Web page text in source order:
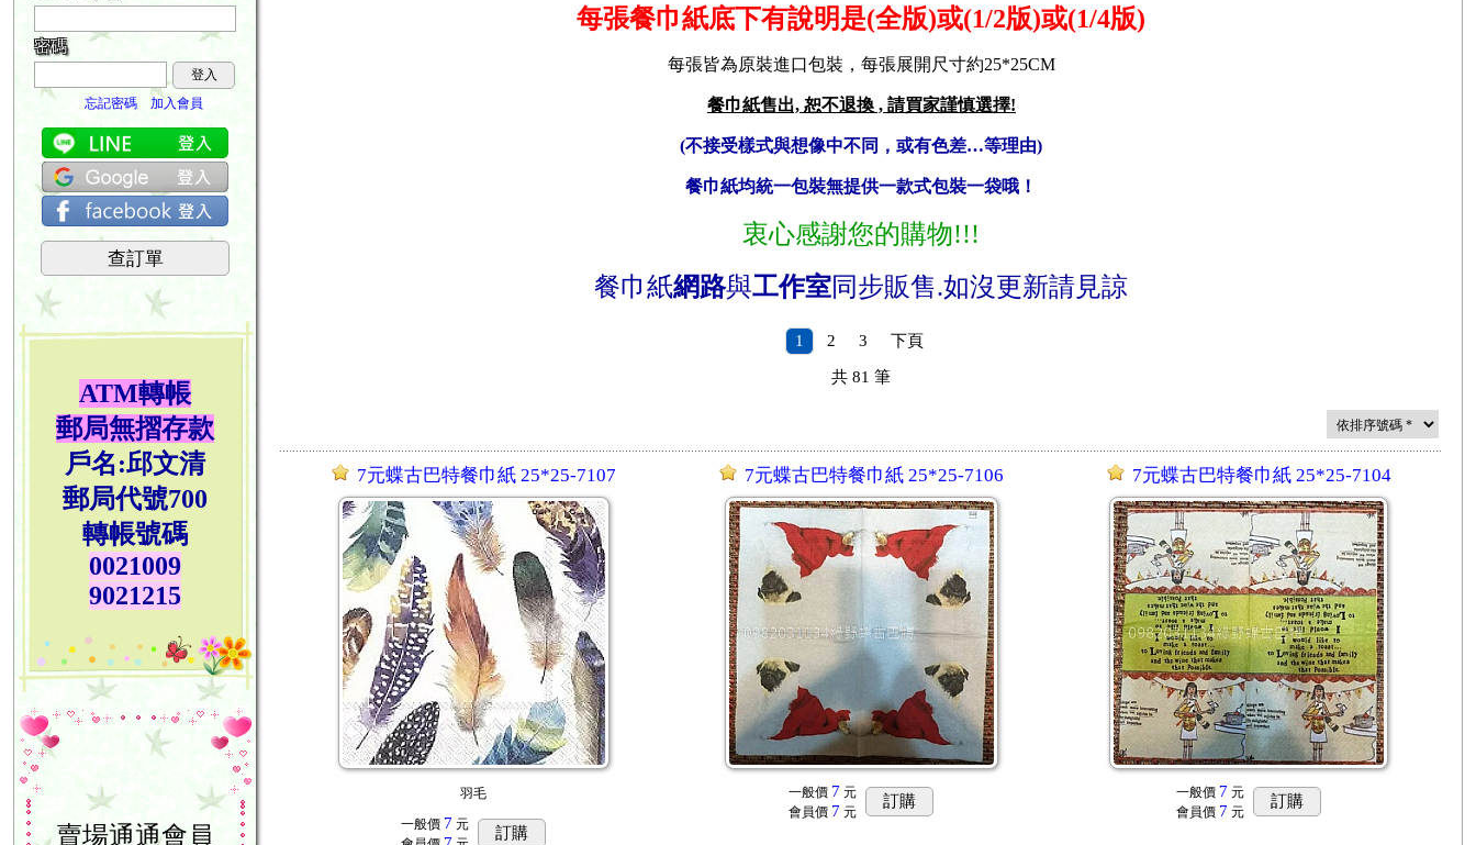
密碼
登入
忘記密碼
加入會員
查訂單
ATM轉帳
郵局無摺存款
戶名:邱文清
郵局代號700
轉帳號碼
0021009
9021215
賣場通通會員
每張餐巾紙底下有說明是(全版)或(1/2版)或(1/4版)
每張皆為原裝進口包裝，每張展開尺寸約25*25CM
餐巾紙售出, 恕不退換 , 請買家謹慎選擇!
(不接受樣式與想像中不同，或有色差…等理由)
餐巾紙均統一包裝無提供一款式包裝一袋哦！
衷心感謝您的購物!!!
餐巾紙網路與工作室同步販售.如沒更新請見諒
1 2 3 下頁
共 81筆
7元蝶古巴特餐巾紙 25*25-7107
羽毛
一般價 7 元
訂購
7元蝶古巴特餐巾紙 25*25-7106
一般價 7 元
會員價 7 元
訂購
7元蝶古巴特餐巾紙 25*25-7104
一般價 7 元
會員價 7 元
訂購